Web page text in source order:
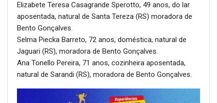
Elizabete Teresa Casagrande Sperotto, 49 anos, do lar
aposentada, natural de Santa Tereza (RS) moradora de
Bento Gonçalves.
Selma Piecka Barreto, 72 anos, doméstica, natural de
Jaguari (RS), moradora de Bento Gonçalves.
Ana Tonello Pereira, 71 anos, cozinheira aposentada,
natural de Sarandi (RS), moradora de Bento Gonçalves.